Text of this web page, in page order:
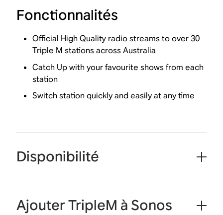
Fonctionnalités
Official High Quality radio streams to over 30
Triple M stations across Australia
Catch Up with your favourite shows from each
station
Switch station quickly and easily at any time
Disponibilité
Ajouter TripleM à Sonos